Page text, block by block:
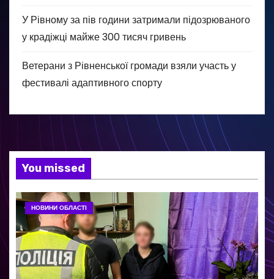
У Рівному за пів години затримали підозрюваного
у крадіжці майже 300 тисяч гривень
Ветерани з Рівненської громади взяли участь у
фестивалі адаптивного спорту
You missed
НОВИНИ ОБЛАСТІ